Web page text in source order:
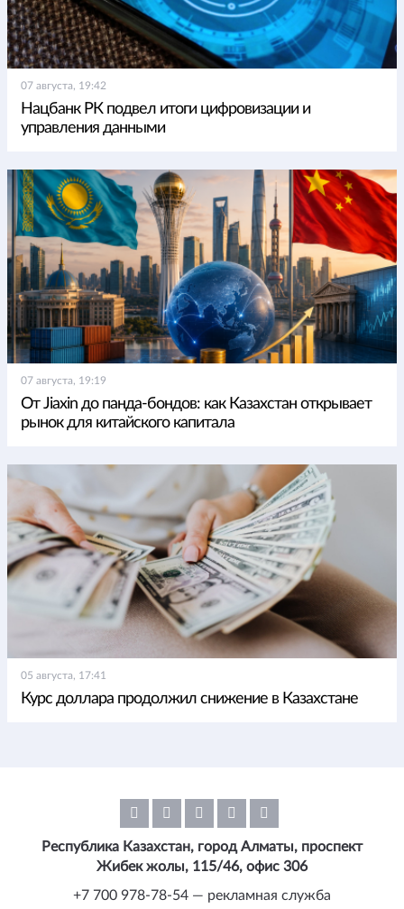
07 августа, 19:42
Нацбанк РК подвел итоги цифровизации и
управления данными
07 августа, 19:19
От Jiaxin до панда-бондов: как Казахстан открывает
рынок для китайского капитала
05 августа, 17:41
Курс доллара продолжил снижение в Казахстане
Республика Казахстан, город Алматы, проспект
Жибек жолы, 115/46, офис 306
+7 700 978-78-54 — рекламная служба